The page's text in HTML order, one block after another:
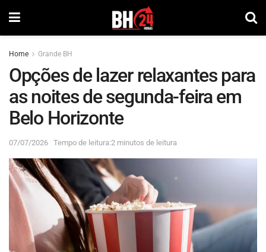
Home Grande BH
Opções de lazer relaxantes para
as noites de segunda-feira em
Belo Horizonte
07/07/2026 Tempo de leitura:2 minutos de leitura